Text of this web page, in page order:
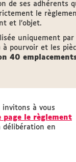
de ses adhérents
le
et l’objet.
uniquement par
pourvoir et les
40
invitons à vous
page le règlement
en